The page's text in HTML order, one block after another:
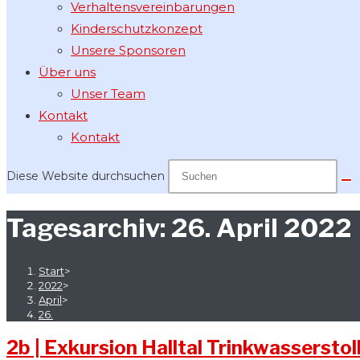
Verhaltensvereinbarungen
Kinderschutzkonzept
Unsere Sponsoren
Über uns
Unser Team
Kontakt
Kontakt
Diese Website durchsuchen
Tagesarchiv: 26. April 2022
Start>
2022>
April>
26.
2b | Exkursion Halltal